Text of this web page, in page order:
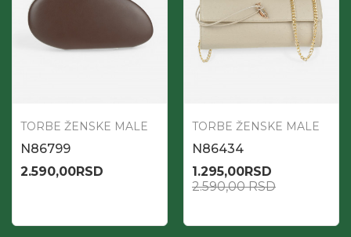
TORBE ŽENSKE MALE
N86799
2.590,00RSD
TORBE ŽENSKE MALE
N86434
1.295,00RSD
2.590,00RSD